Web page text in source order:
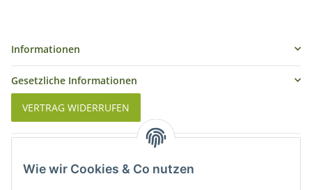
Wie wir Cookies & Co nutzen
Informationen
Gesetzliche Informationen
VERTRAG WIDERRUFEN